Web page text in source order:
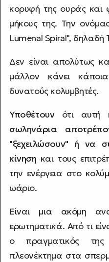
κορυφή της ουράς και
μήκους της. Την
Lumenal Spiral", δηλαδή
Δεν είναι απολύτως
μάλλον κάνει
δυνατούς κολυμβητές.
Υποθέτουν ότι αυτή
σωληνάρια
"ξεχειλώσουν" ή να
κίνηση και τους
την ενέργεια στο
ωάριο.
Είναι μια ακόμη
ερωτηματικά. Από τι
ο πραγματικός
πλεονέκτημα στα